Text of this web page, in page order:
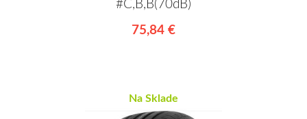
#C,B,B(70dB)
75,84 €
Na Sklade